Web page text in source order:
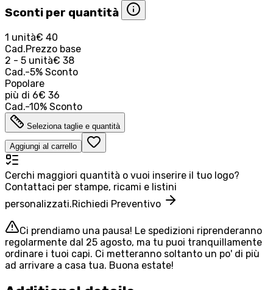
Sconti per quantità
1 unità€ 40
Cad.Prezzo base
2 - 5 unità€ 38
Cad.-5% Sconto
Popolare
più di 6€ 36
Cad.-10% Sconto
Seleziona taglie e quantità
Aggiungi al carrello
Cerchi maggiori quantità o vuoi inserire il tuo logo?
Contattaci per stampe, ricami e listini
personalizzati.Richiedi Preventivo
Ci prendiamo una pausa! Le spedizioni riprenderanno
regolarmente dal 25 agosto, ma tu puoi tranquillamente
ordinare i tuoi capi. Ci metteranno soltanto un po' di più
ad arrivare a casa tua. Buona estate!